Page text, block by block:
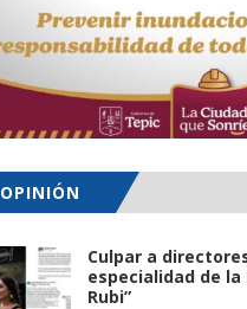
OPINIÓN
Culpar a
especialidad de
Rubi”